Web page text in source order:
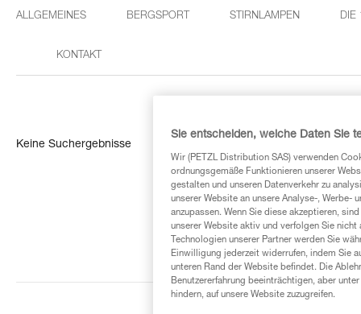
ALLGEMEINES BERGSPORT STIRNLAMPEN DIE
KONTAKT
Keine Suchergebnisse
Sie entscheiden, welche Daten Sie
Wir (PETZL Distribution SAS) verwenden
ordnungsgemäße Funktionieren unserer
gestalten und unseren Datenverkehr zu
unserer Website an unsere Analyse-, Werbe-
anzupassen. Wenn Sie diese akzeptieren,
unserer Website aktiv und verfolgen Sie
Technologien unserer Partner werden Sie
Einwilligung jederzeit widerrufen, indem Sie
unteren Rand der Website befindet. Die
Benutzererfahrung beeinträchtigen, aber
hindern, auf unsere Website zuzugreifen.